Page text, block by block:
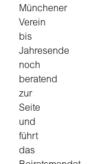
Münchener
Verein
bis
Jahresende
noch
beratend
zur
Seite
und
führt
das